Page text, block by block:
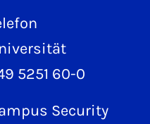
5251 60-0
Security